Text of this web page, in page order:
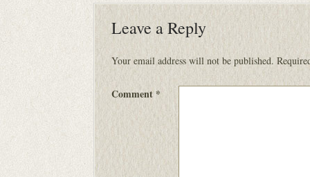
Leave a Reply
Your email address will not be published.
Comment *